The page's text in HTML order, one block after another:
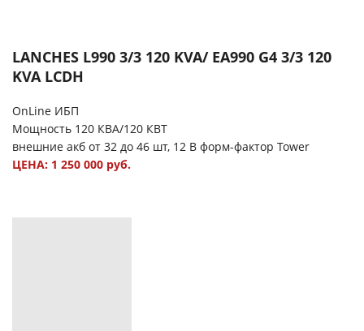
LANCHES L990 3/3 120 KVA/ EA990 G4 3/3 120
KVA LCDH
OnLine ИБП
Мощность 120 КВА/120 КВТ
внешние акб от 32 до 46 шт, 12 В форм-фактор Tower
ЦЕНА: 1 250 000 руб.